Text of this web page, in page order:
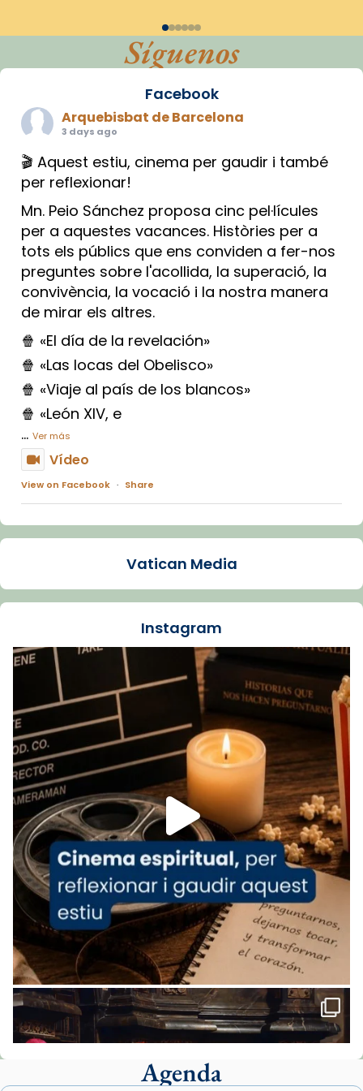
Síguenos
Facebook
Arquebisbat de Barcelona
3 days ago
🎬 Aquest estiu, cinema per gaudir i també
per reflexionar!
Mn. Peio Sánchez proposa cinc pel·lícules
per a aquestes vacances. Històries per a
tots els públics que ens conviden a fer-nos
preguntes sobre l'acollida, la superació, la
convivència, la vocació i la nostra manera
de mirar els altres.
🍿 «El día de la revelación»
🍿 «Las locas del Obelisco»
🍿 «Viaje al país de los blancos»
🍿 «León XIV, e
... Ver más
Vídeo
View on Facebook · Share
Arquebisbat de Barcelona
La Carmina va patir depressió. Fa gairebé
dos mesos, a l'Estadi Lluís Companys, la
Recupera l'entrevista comp
Vatican
tican News 👇
www.vaticannews.va/es/iglesia/news/2026-
07/carmina-historia-depresion-papa-viaje-
espana-testimoni...
Foto
View on Facebook · Share
Arquebisbat de Barcelona
2 weeks ago
«Avui les santes Juliana i Semproniana ens
ajuden a alçar la mirada»
Mons. Sergi Gordo, bisbe de Tortosa, ha
presidit aquest 27 de juliol la missa de Les
Santes de Mataró.
🔗tinyurl.com/cvu5jmbk
📸 J. Merino
Vatican Media
Instagram
Agenda